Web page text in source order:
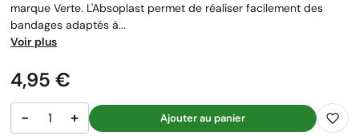
marque Verte. L'Absoplast permet de réaliser facilement des
bandages adaptés à...
Voir plus
Prix
4,95 €
− + Ajouter au panier